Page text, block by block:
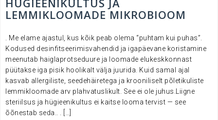
HÜGIEENIKULTUS JA
LEMMIKLOOMADE MIKROBIOOM
. Me elame ajastul, kus kõik peab olema “puhtam kui puhas”.
Kodused desinfitseerimisvahendid ja igapäevane koristamine
meenutab haiglaprotseduure ja loomade elukeskkonnast
püütakse iga pisik hoolikalt välja juurida. Kuid samal ajal
kasvab allergiliste, seedehäiretega ja krooniliselt põletikuliste
lemmikloomade arv plahvatuslikult. See ei ole juhus.Liigne
steriilsus ja hügieenikultus ei kaitse looma tervist — see
õõnestab seda.. . […]